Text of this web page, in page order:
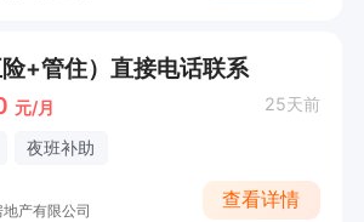
+管住）直接电话联系
元/月 25天前
夜班补助
产有限公司
查看详情